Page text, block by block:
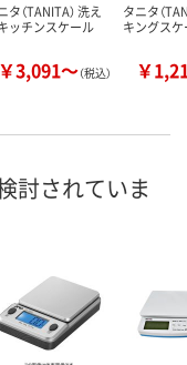
タ（TANITA） 洗え
ッチンスケール
￥3,091～（税込）
タニタ（
キングス
￥
討されていま